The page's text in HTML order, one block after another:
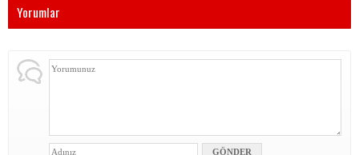
Yorumlar